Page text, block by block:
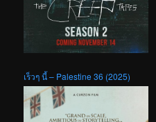
เร็วๆ นี้ – Palestine 36 (2025)